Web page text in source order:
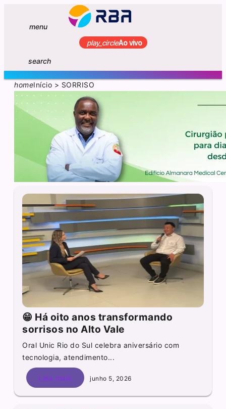
menu
play_circleAo vivo
search
homeInício > SORRISO
😁 Há oito anos transformando
sorrisos no Alto Vale
Oral Unic Rio do Sul celebra aniversário com
tecnologia, atendimento...
Leia mais junho 5, 2026